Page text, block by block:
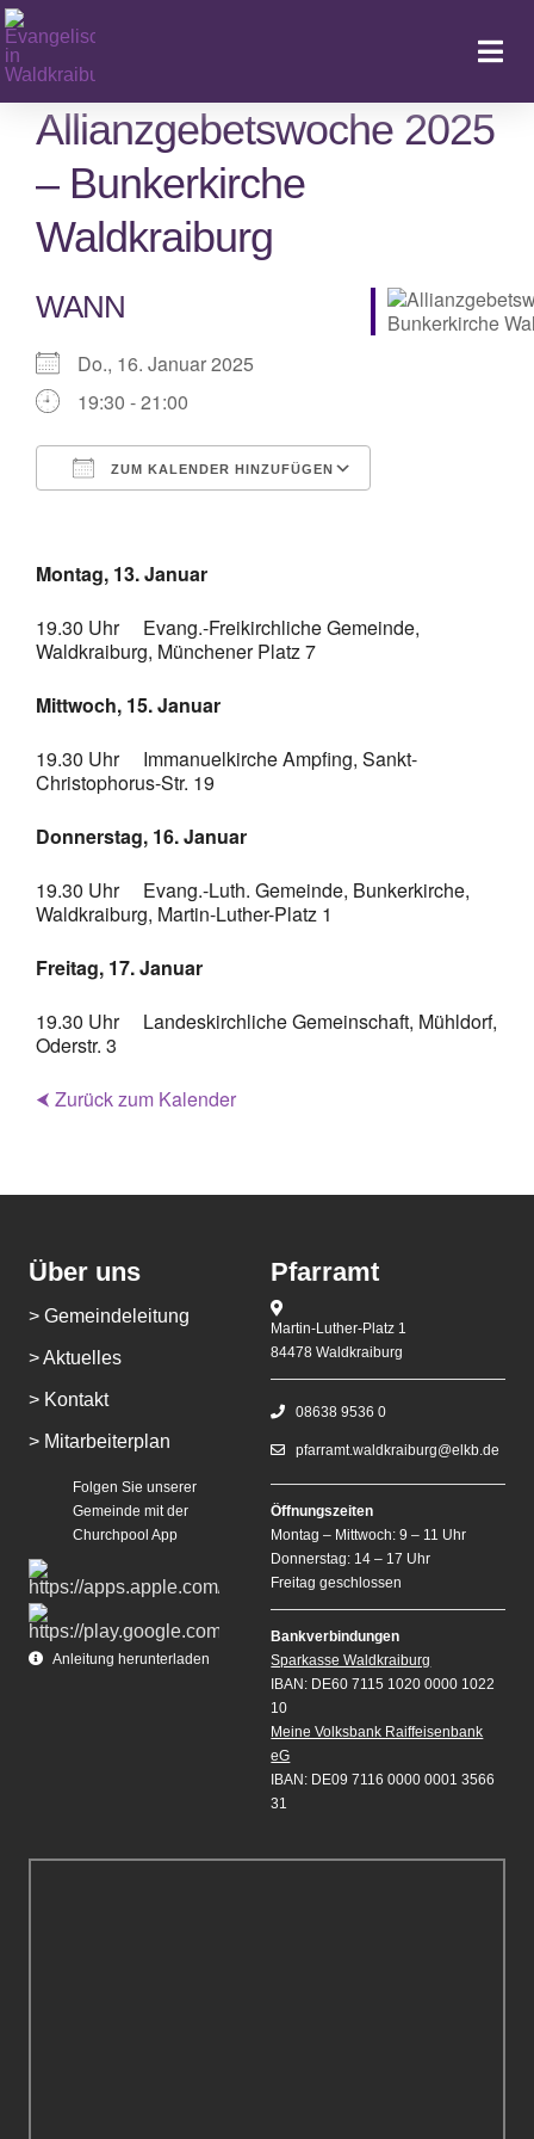
Zum
Inhalt
springen
Allianzgebetswoche 2025
– Bunkerkirche
Waldkraiburg
WANN
Do., 16. Januar 2025
19:30 - 21:00
ZUM KALENDER HINZUFÜGEN
Montag, 13. Januar
19.30 Uhr Evang.-Freikirchliche Gemeinde,
Waldkraiburg, Münchener Platz 7
Mittwoch, 15. Januar
19.30 Uhr Immanuelkirche Ampfing, Sankt-
Christophorus-Str. 19
Donnerstag, 16. Januar
19.30 Uhr Evang.-Luth. Gemeinde, Bunkerkirche,
Waldkraiburg, Martin-Luther-Platz 1
Freitag, 17. Januar
19.30 Uhr Landeskirchliche Gemeinschaft, Mühldorf,
Oderstr. 3
⮜ Zurück zum Kalender
Über uns
> Gemeindeleitung
> Aktuelles
> Kontakt
> Mitarbeiterplan
Folgen Sie unserer
Gemeinde mit der
Churchpool App
Anleitung herunterladen
Pfarramt
Martin-Luther-Platz 1
84478 Waldkraiburg
08638 9536 0
pfarramt.waldkraiburg@elkb.de
Öffnungszeiten
Montag – Mittwoch: 9 – 11 Uhr
Donnerstag: 14 – 17 Uhr
Freitag geschlossen
Bankverbindungen
Sparkasse Waldkraiburg
IBAN: DE60 7115 1020 0000 1022
10
Meine Volksbank Raiffeisenbank
eG
IBAN: DE09 7116 0000 0001 3566
31